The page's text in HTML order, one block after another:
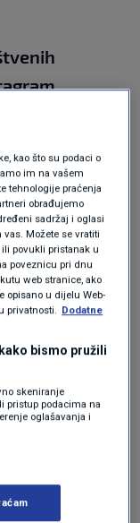
O OVOME?
kao što su podaci o
im na vašem
tehnologije praćenja
obrađujemo
sadržaj i oglasi
Možete se vratiti
povukli pristanak u
poveznicu pri dnu
web stranice, ako
opisano u dijelu Web-
privatnosti. Dodatne
bismo pružili
skeniranje
pristup podacima na
oglašavanja i